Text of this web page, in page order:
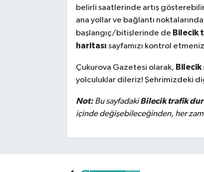
belirli saatlerinde artış
ana yollar ve bağlantı
başlangıç/bitişlerinde de Bilecik
haritası sayfamızı kontrol
Çukurova Gazetesi olarak, Bilecik
yolculuklar dileriz! Şehrimizdeki
Not:Bu sayfadakiBilecik trafik
içinde değişebileceğinden, her